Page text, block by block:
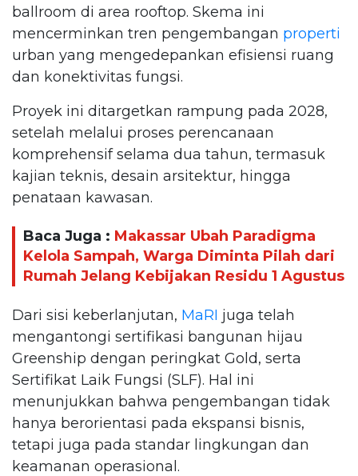
ballroom di area rooftop. Skema ini
mencerminkan tren pengembangan properti
urban yang mengedepankan efisiensi ruang
dan konektivitas fungsi.
Proyek ini ditargetkan rampung pada 2028,
setelah melalui proses perencanaan
komprehensif selama dua tahun, termasuk
kajian teknis, desain arsitektur, hingga
penataan kawasan.
Baca Juga : Makassar Ubah Paradigma
Kelola Sampah, Warga Diminta Pilah dari
Rumah Jelang Kebijakan Residu 1 Agustus
Dari sisi keberlanjutan, MaRI juga telah
mengantongi sertifikasi bangunan hijau
Greenship dengan peringkat Gold, serta
Sertifikat Laik Fungsi (SLF). Hal ini
menunjukkan bahwa pengembangan tidak
hanya berorientasi pada ekspansi bisnis,
tetapi juga pada standar lingkungan dan
keamanan operasional.